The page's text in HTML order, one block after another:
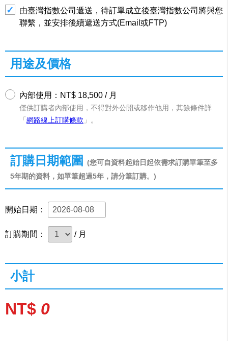
由臺灣指數公司遞送，待訂單成立後臺灣指數公司將與您
聯繫，並安排後續遞送方式(Email或FTP)
用途及價格
內部使用：NT$ 18,500 / 月
僅供訂購者內部使用，不得對外公開或移作他用，其餘條件詳
「 網路線上訂購條款 」。
訂購日期範圍
(您可自資料起始日起依需求訂購單筆至多
5年期的資料，如單筆超過5年，請分筆訂購。)
開始日期：
訂購期間： / 月
小計
NT$ 0